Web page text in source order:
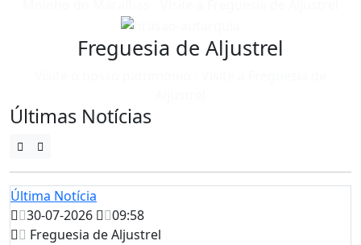
Freguesia de Aljustrel
Últimas Notícias
Última Notícia
30-07-2026
09:58
Freguesia de Aljustrel